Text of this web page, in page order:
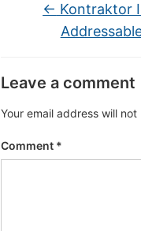
← Kontraktor
Leave a comment
Your email address will
Comment *